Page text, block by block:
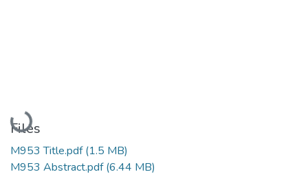
Loading...
Files
M953 Title.pdf(1.5 MB)
M953 Abstract.pdf(6.44 MB)